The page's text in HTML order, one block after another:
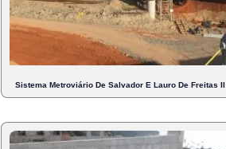
Sistema Metroviário De Salvador E Lauro De Freitas II